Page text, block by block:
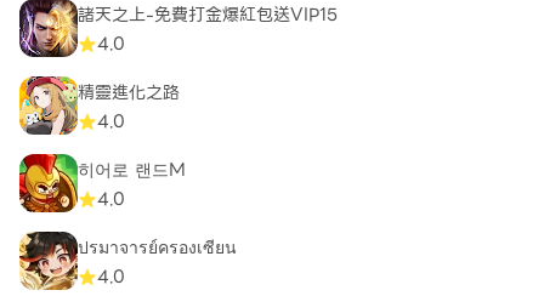
諸天之上-免費打金爆紅包送VIP15
4.0
精靈進化之路
4.0
히어로 랜드M
4.0
ปรมาจารย์ครองเซียน
4.0